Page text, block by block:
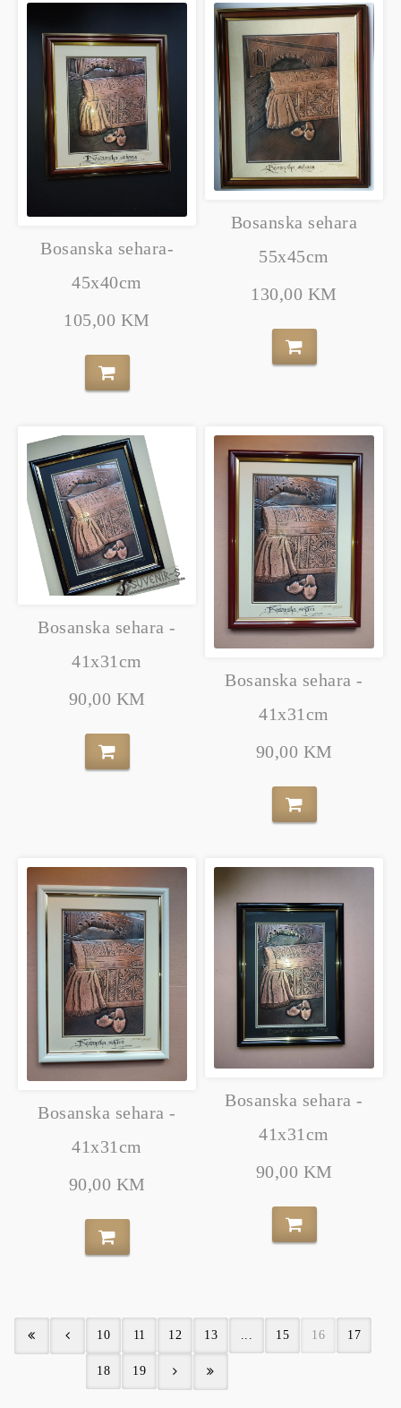
Bosanska sehara-
45x40cm
105,00 KM
Bosanska sehara
55x45cm
130,00 KM
Bosanska sehara -
41x31cm
90,00 KM
Bosanska sehara -
41x31cm
90,00 KM
Bosanska sehara -
41x31cm
90,00 KM
Bosanska sehara -
41x31cm
90,00 KM
10 11 12 13 15 16 17
18 19